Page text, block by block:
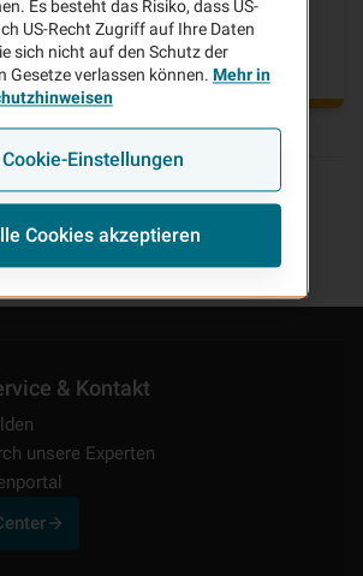
zu widerrufen.
weiter und suchen
& Kontakt
unsere Experten
Es besteht das Risiko, dass US-
US-Recht Zugriff auf Ihre Daten
sich nicht auf den Schutz der
Gesetze verlassen können. Mehr in
Cookie-Einstellungen
Cookies akzeptieren